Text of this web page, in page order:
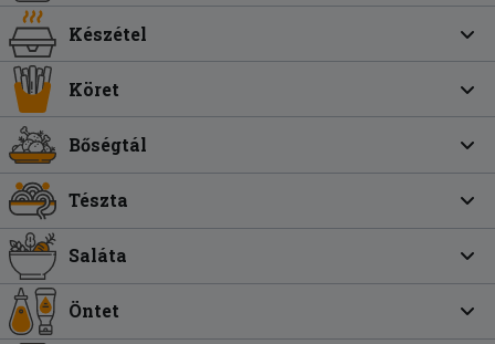
Készétel
Köret
Bőségtál
Tészta
Saláta
Öntet